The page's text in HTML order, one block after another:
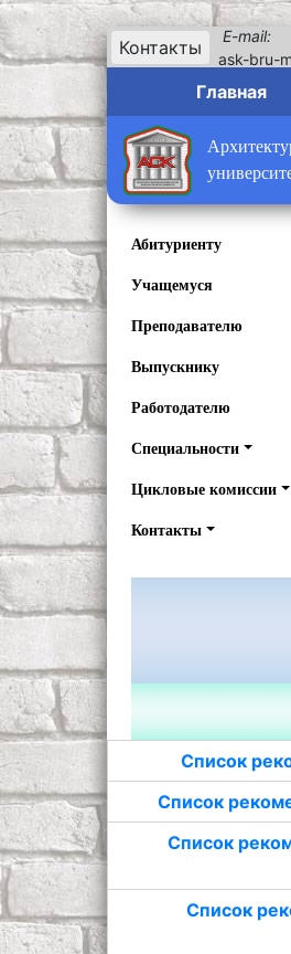
Контакты
E-mail:
ask-bru-
Главная
Абитуриенту
Учащемуся
Преподавателю
Выпускнику
Работодателю
Специальности
Цикловые комиссии
Контакты
Список
Список
Список
Список